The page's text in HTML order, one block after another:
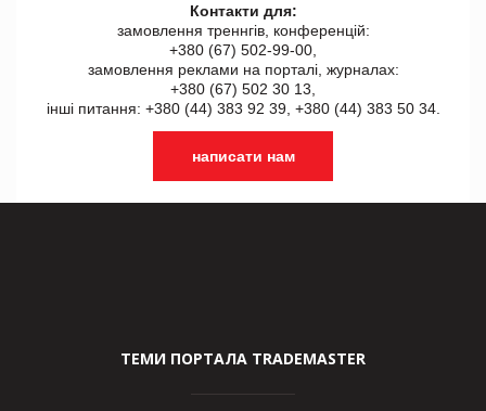
Контакти для:
замовлення треннгів, конференцій:
+380 (67) 502-99-00,
замовлення реклами на порталі, журналах:
+380 (67) 502 30 13,
інші питання: +380 (44) 383 92 39, +380 (44) 383 50 34.
написати нам
ТЕМИ ПОРТАЛА TRADEMASTER